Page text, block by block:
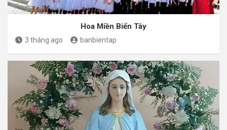
Hoa Miền Biển Tây
3 tháng ago banbientap